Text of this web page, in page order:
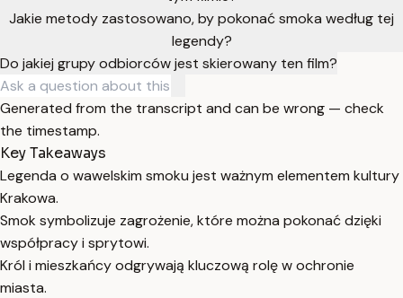
Jakie metody zastosowano, by pokonać smoka według tej
legendy?
Do jakiej grupy odbiorców jest skierowany ten film?
Generated from the transcript and can be wrong — check
the timestamp.
Key Takeaways
Legenda o wawelskim smoku jest ważnym elementem kultury
Krakowa.
Smok symbolizuje zagrożenie, które można pokonać dzięki
współpracy i sprytowi.
Król i mieszkańcy odgrywają kluczową rolę w ochronie
miasta.